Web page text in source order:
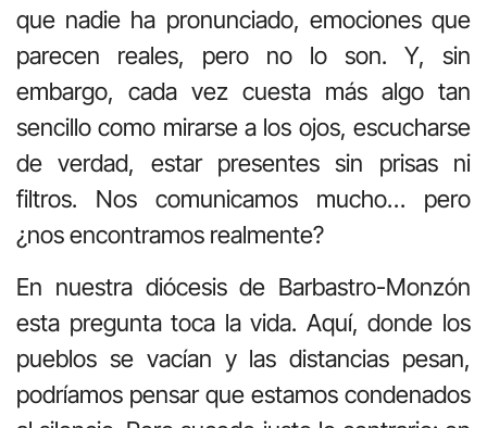
que nadie ha pronunciado, emociones que
parecen reales, pero no lo son. Y, sin
embargo, cada vez cuesta más algo tan
sencillo como mirarse a los ojos, escucharse
de verdad, estar presentes sin prisas ni
filtros. Nos comunicamos mucho… pero
¿nos encontramos realmente?
En nuestra diócesis de Barbastro-Monzón
esta pregunta toca la vida. Aquí, donde los
pueblos se vacían y las distancias pesan,
podríamos pensar que estamos condenados